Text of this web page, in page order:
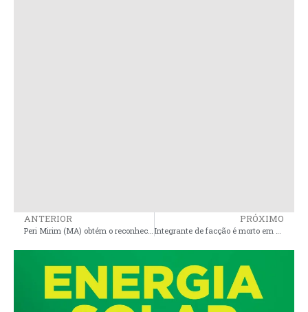
ANTERIOR
Peri Mirim (MA) obtém o reconhecimento federal de situação de emergência por causa de inundações
PRÓXIMO
Integrante de facção é morto em confronto com a Polícia em Serrano do Maranhão